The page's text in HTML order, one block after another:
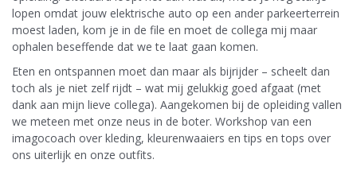
lopen omdat jouw elektrische auto op een ander parkeerterrein
moest laden, kom je in de file en moet de collega mij maar
ophalen beseffende dat we te laat gaan komen.
Eten en ontspannen moet dan maar als bijrijder – scheelt dan
toch als je niet zelf rijdt – wat mij gelukkig goed afgaat (met
dank aan mijn lieve collega). Aangekomen bij de opleiding vallen
we meteen met onze neus in de boter. Workshop van een
imagocoach over kleding, kleurenwaaiers en tips en tops over
ons uiterlijk en onze outfits.